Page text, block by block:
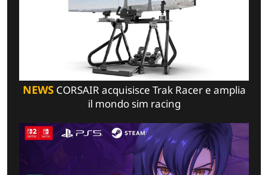
NEWSCORSAIR acquisisce Trak Racer e amplia
il mondo sim racing